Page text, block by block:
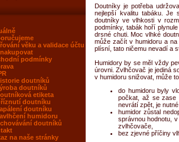
věku a validace účtu
podmínky
doutníků
doutníků
etiketa
doutníku
doutníku
humidoru
doutníků
na naše stránky
Doutníky je potřeba
nejlepší kvalitu tabáku. Je
doutníky ve vlhkosti v
podmínky, tabák hoří
drsné chuti. Moc vlhké
může začít v humidoru a
plísní, tato ničemu nevadí a
Humidory by se měl vždy
úrovni. Zvlhčovač je jediná
v humidoru snižovat, může
do humidoru byly
počkat, až se zase
nevrátí zpět, je
humidor zůstal
správnou hodnotu,
zvlhčovače,
bez zjevné příčiny